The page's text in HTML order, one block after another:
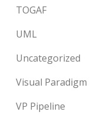
TOGAF
UML
Uncategorized
Visual Paradigm
VP Pipeline